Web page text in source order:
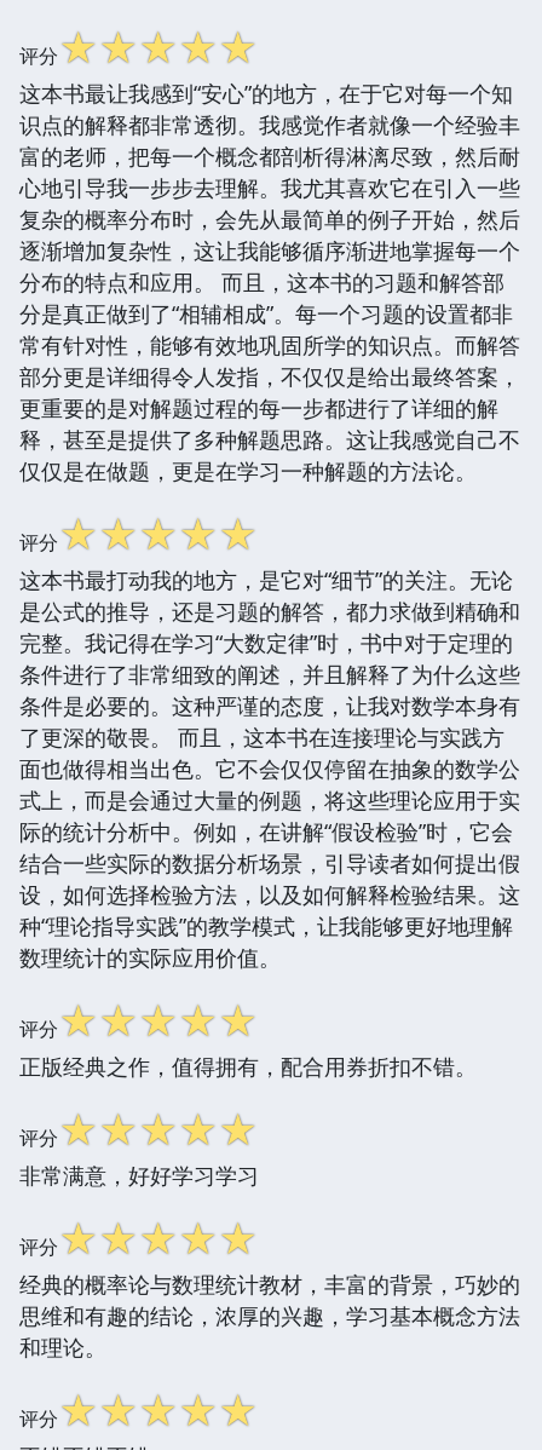
评分☆☆☆☆☆
这本书最让我感到“安心”的地方，在于它对每一个知
识点的解释都非常透彻。我感觉作者就像一个经验丰
富的老师，把每一个概念都剖析得淋漓尽致，然后耐
心地引导我一步步去理解。我尤其喜欢它在引入一些
复杂的概率分布时，会先从最简单的例子开始，然后
逐渐增加复杂性，这让我能够循序渐进地掌握每一个
分布的特点和应用。 而且，这本书的习题和解答部
分是真正做到了“相辅相成”。每一个习题的设置都非
常有针对性，能够有效地巩固所学的知识点。而解答
部分更是详细得令人发指，不仅仅是给出最终答案，
更重要的是对解题过程的每一步都进行了详细的解
释，甚至是提供了多种解题思路。这让我感觉自己不
仅仅是在做题，更是在学习一种解题的方法论。
评分☆☆☆☆☆
这本书最打动我的地方，是它对“细节”的关注。无论
是公式的推导，还是习题的解答，都力求做到精确和
完整。我记得在学习“大数定律”时，书中对于定理的
条件进行了非常细致的阐述，并且解释了为什么这些
条件是必要的。这种严谨的态度，让我对数学本身有
了更深的敬畏。 而且，这本书在连接理论与实践方
面也做得相当出色。它不会仅仅停留在抽象的数学公
式上，而是会通过大量的例题，将这些理论应用于实
际的统计分析中。例如，在讲解“假设检验”时，它会
结合一些实际的数据分析场景，引导读者如何提出假
设，如何选择检验方法，以及如何解释检验结果。这
种“理论指导实践”的教学模式，让我能够更好地理解
数理统计的实际应用价值。
评分☆☆☆☆☆
正版经典之作，值得拥有，配合用券折扣不错。
评分☆☆☆☆☆
非常满意，好好学习学习
评分☆☆☆☆☆
经典的概率论与数理统计教材，丰富的背景，巧妙的
思维和有趣的结论，浓厚的兴趣，学习基本概念方法
和理论。
评分☆☆☆☆☆